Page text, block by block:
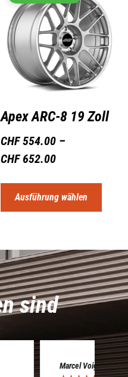
Apex ARC-8 19 Zoll
CHF554.00 –
CHF652.00
Ausführung wählen
sind